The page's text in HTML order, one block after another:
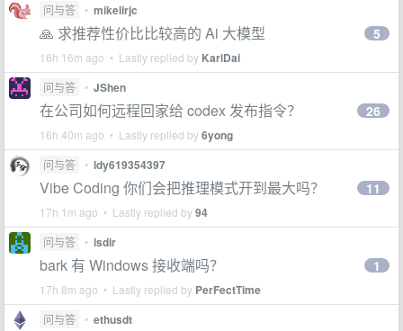
问与答 • mikelirjc
🙏 求推荐性价比比较高的 Ai 大模型
16h 16m ago • Lastly replied by KarlDai
5
问与答 • JShen
在公司如何远程回家给 codex 发布指令？
16h 40m ago • Lastly replied by6yong
26
问与答 • ldy619354397
Vibe Coding 你们会把推理模式开到最大吗？
17h 1m ago • Lastly replied by94
11
问与答 • lsdir
bark 有 Windows 接收端吗？
17h 8m ago • Lastly replied by PerFectTime
1
问与答 • ethusdt